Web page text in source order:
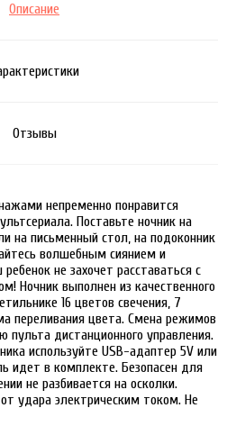
Описание
Отзывы
непременно понравится
Поставьте ночник на
на письменный стол, на подоконник
волшебным сиянием и
не захочет расставаться с
Ночник выполнен из качественного
16 цветов свечения, 7
переливания цвета. Смена режимов
дистанционного управления.
используйте USB-адаптер 5V или
идет в комплекте. Безопасен для
не разбивается на осколки.
удара электрическим током. Не